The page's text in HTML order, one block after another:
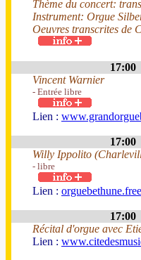
Thème du concert:
Instrument: Orgue
Oeuvres transcrites de
17:00
Vincent Warnier
- Entrée libre
Lien :
17:00
Willy Ippolito
- libre
Lien :
17:00
Récital d'orgue avec
Lien :